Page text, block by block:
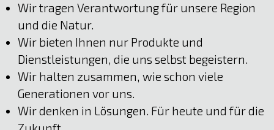
Wir tragen Verantwortung für unsere Region
und die Natur.
Wir bieten Ihnen nur Produkte und
Dienstleistungen, die uns selbst begeistern.
Wir halten zusammen, wie schon viele
Generationen vor uns.
Wir denken in Lösungen. Für heute und für die